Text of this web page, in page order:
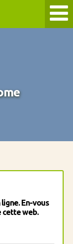
En-vous
cette web.